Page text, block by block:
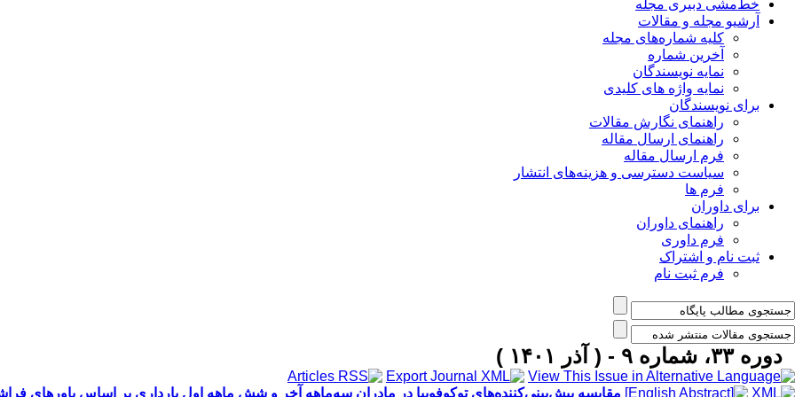
خط‌مشی دبیری مجله
آرشیو مجله و مقالات
کلیه شماره‌های مجله
آخرین شماره
نمایه نویسندگان
نمایه واژه های کلیدی
برای نویسندگان
راهنمای نگارش مقالات
راهنمای ارسال مقاله
فرم ارسال مقاله
سیاست دسترسی و هزینه‌های انتشار
فرم ها
برای داوران
راهنمای داوران
فرم داوری
ثبت نام و اشتراک
فرم ثبت نام
دوره ۳۳، شماره ۹ - ( آذر ۱۴۰۱ )
مقایسه پیش‌بینی‌کننده‌های توکوفوبیا در مادران سه‌ماهه آخر و شش ماهه اول بارداری بر اساس باورهای